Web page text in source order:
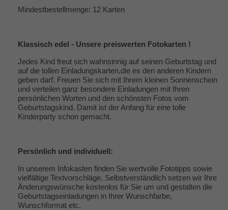
Mindestbestellmenge: 12 Karten
Klassisch edel - Unsere preiswerten Fotokarten !
Jedes Kind freut sich wahnsinnig auf seinen Geburtstag und
auf die tollen Einladungskarten,die es den anderen Kindern
geben darf. Freuen Sie sich mit Ihrem kleinen Sonnenschein
und verteilen ganz besondere Einladungen mit Ihren
persönlichen Worten und den schönsten Fotos vom
Geburtstagskind. Damit ist der Anfang für eine tolle
Kinderparty schon gemacht.
Persönlich und individuell:
In unserem Infokasten finden Sie wertvolle Fototipps sowie
vielfältige Textvorschläge. Selbstverständlich setzen wir Ihre
Änderungswünsche kostenlos für Sie um und gestalten die
Geburtstagseinladungen in Ihrer Wunschfarbe,
Wunschformat etc.